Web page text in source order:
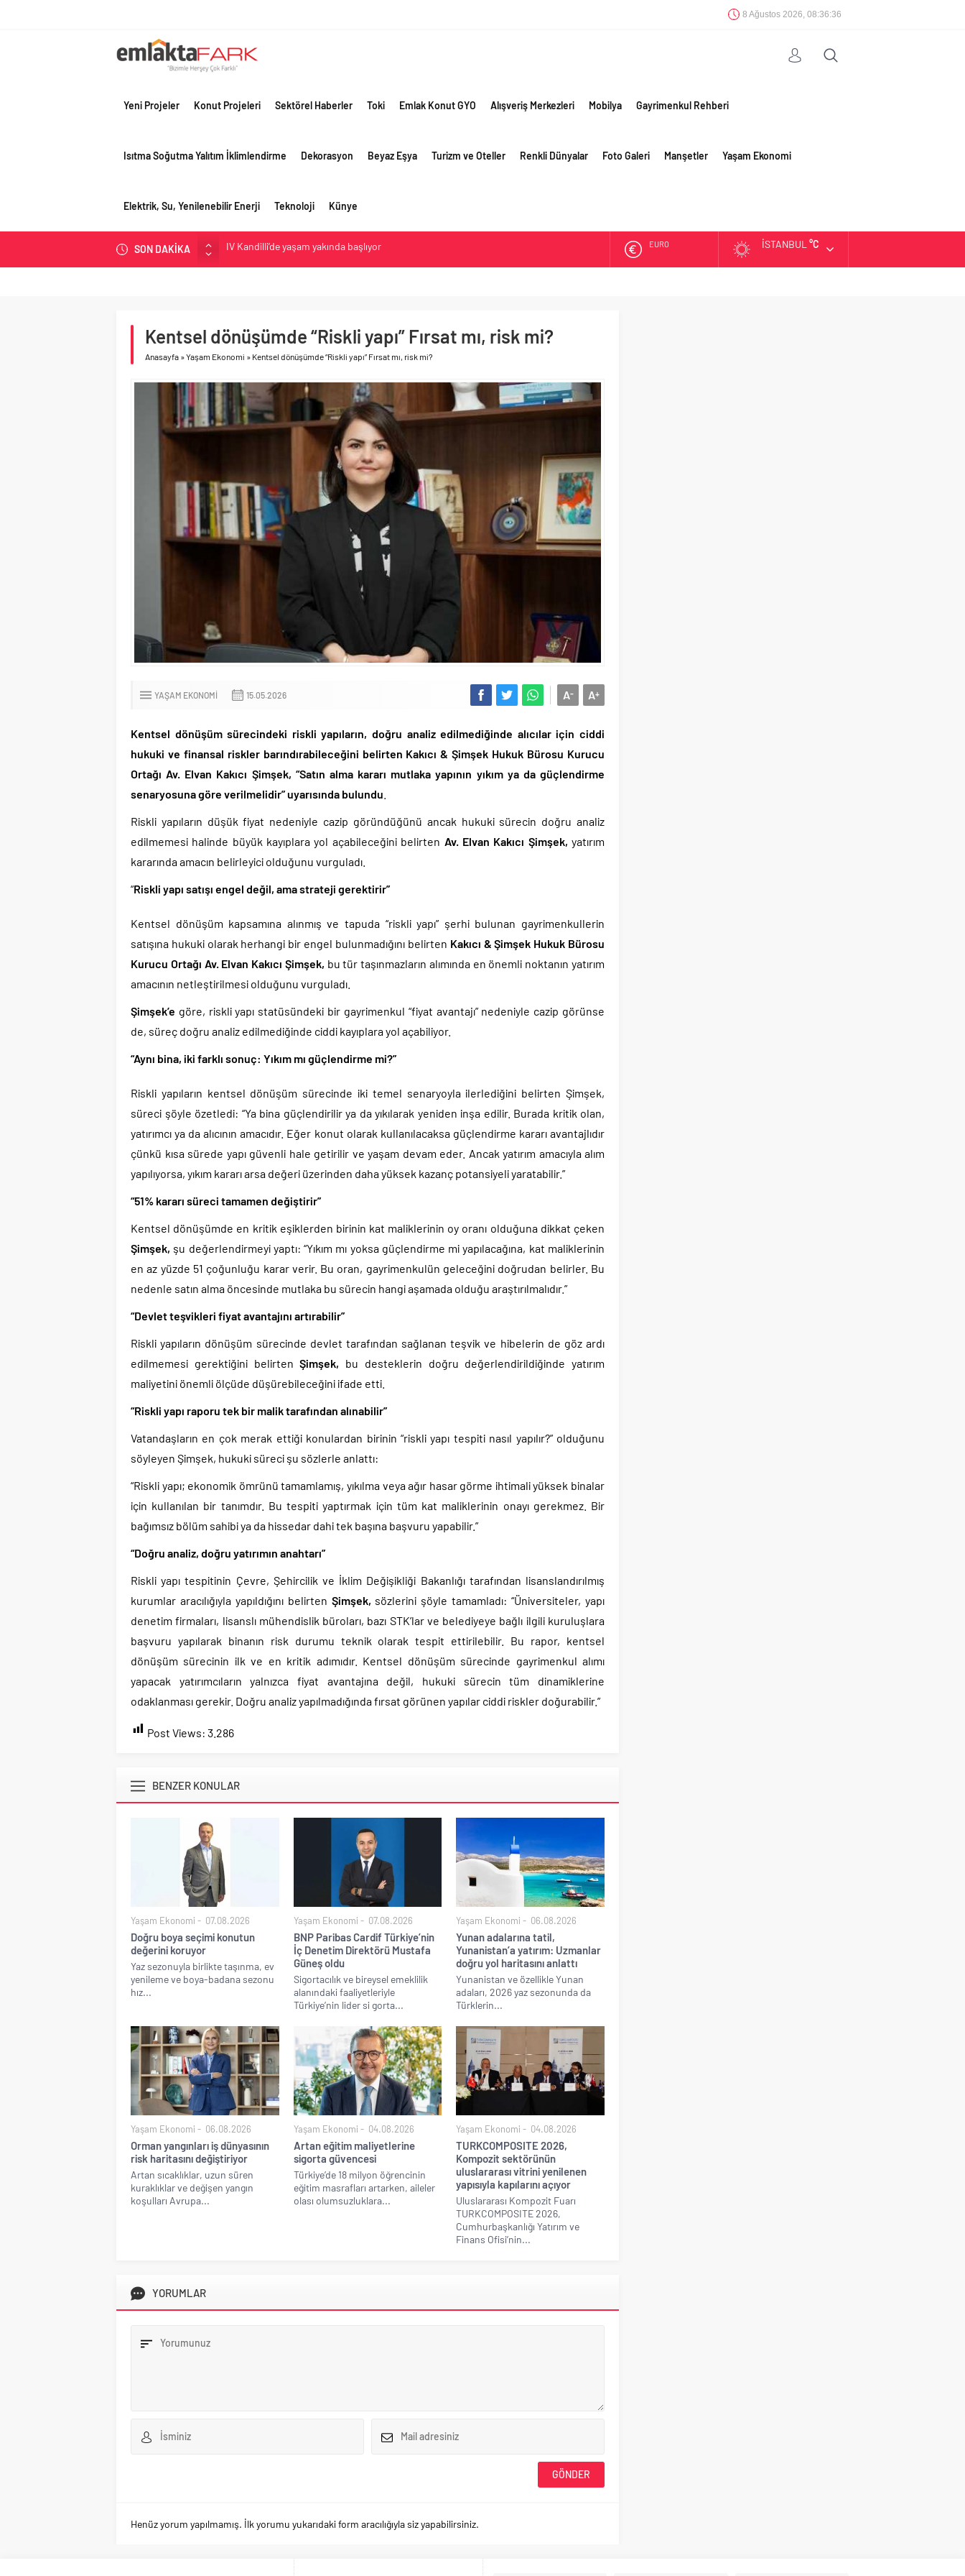
8 Ağustos 2026, 08:36:37
Yeni Projeler Konut Projeleri Sektörel Haberler Toki Emlak Konut GYO Alışveriş Merkezleri Mobilya Gayrimenkul Rehberi
Isıtma Soğutma Yalıtım İklimlendirme Dekorasyon Beyaz Eşya Turizm ve Oteller Renkli Dünyalar Foto Galeri Manşetler Yaşam Ekonomi
Elektrik, Su, Yenilenebilir Enerji Teknoloji Künye
SON DAKİKA
OYAK Çimento, jeopolitik risklere ve maliyet baskısına rağmen 2026’nın ikinci
Birleşik Arap Emirlikleri’nin ilk yüksek hızlı demiryolu projesine Kalyon İnşaat imzası
İV Kandilli’de yaşam yakında başlıyor
EURO İSTANBUL °C
Kentsel dönüşümde “Riskli yapı” Fırsat mı, risk mi?
Anasayfa »Yaşam Ekonomi » Kentsel dönüşümde “Riskli yapı” Fırsat mı, risk mi?
YAŞAM EKONOMI 15.05.2026 A+
A-
Kentsel dönüşüm sürecindeki riskli yapıların, doğru analiz edilmediğinde alıcılar için ciddi
hukuki ve finansal riskler barındırabileceğini belirten Kakıcı & Şimşek Hukuk Bürosu Kurucu
Ortağı Av. Elvan Kakıcı Şimşek, “Satın alma kararı mutlaka yapının yıkım ya da güçlendirme
senaryosuna göre verilmelidir” uyarısında bulundu
Riskli yapıların düşük fiyat nedeniyle cazip göründüğünü ancak hukuki sürecin doğru analiz
edilmemesi halinde büyük kayıplara yol açabileceğini belirten Av. Elvan Kakıcı Şimşek, yatırım
kararında amacın belirleyici olduğunu vurguladı.
“Riskli yapı satışı engel değil, ama strateji gerektirir”
Kentsel dönüşüm kapsamına alınmış ve tapuda “riskli yapı” şerhi bulunan gayrimenkullerin
satışına hukuki olarak herhangi bir engel bulunmadığını belirten Kakıcı & Şimşek Hukuk Bürosu
Kurucu Ortağı Av. Elvan Kakıcı Şimşek, bu tür taşınmazların alımında en önemli noktanın yatırım
amacının netleştirilmesi olduğunu vurguladı.
Şimşek’e göre, riskli yapı statüsündeki bir gayrimenkul “fiyat avantajı” nedeniyle cazip görünse
de, süreç doğru analiz edilmediğinde ciddi kayıplara yol açabiliyor.
“Aynı bina, iki farklı sonuç: Yıkım mı güçlendirme mi?”
Riskli yapıların kentsel dönüşüm sürecinde iki temel senaryoyla ilerlediğini belirten Şimşek,
süreci şöyle özetledi: “Ya bina güçlendirilir ya da yıkılarak yeniden inşa edilir. Burada kritik olan,
yatırımcı ya da alıcının amacıdır. Eğer konut olarak kullanılacaksa güçlendirme kararı avantajlıdır
çünkü kısa sürede yapı güvenli hale getirilir ve yaşam devam eder. Ancak yatırım amacıyla alım
yapılıyorsa, yıkım kararı arsa değeri üzerinden daha yüksek kazanç potansiyeli yaratabilir.”
“51% kararı süreci tamamen değiştirir”
Kentsel dönüşümde en kritik eşiklerden birinin kat maliklerinin oy oranı olduğuna dikkat çeken
Şimşek, şu değerlendirmeyi yaptı: “Yıkım mı yoksa güçlendirme mi yapılacağına, kat maliklerinin
en az yüzde 51 çoğunluğu karar verir. Bu oran, gayrimenkulün geleceğini doğrudan belirler. Bu
nedenle satın alma öncesinde mutlaka bu sürecin hangi aşamada olduğu araştırılmalıdır.”
“Devlet teşvikleri fiyat avantajını artırabilir”
Riskli yapıların dönüşüm sürecinde devlet tarafından sağlanan teşvik ve hibelerin de göz ardı
edilmemesi gerektiğini belirtenŞimşek, bu desteklerin doğru değerlendirildiğinde yatırım
maliyetini önemli ölçüde düşürebileceğini ifade etti.
“Riskli yapı raporu tek bir malik tarafından alınabilir”
Vatandaşların en çok merak ettiği konulardan birinin “riskli yapı tespiti nasıl yapılır?” olduğunu
söyleyen Şimşek, hukuki süreci şu sözlerle anlattı:
“Riskli yapı; ekonomik ömrünü tamamlamış, yıkılma veya ağır hasar görme ihtimali yüksek binalar
için kullanılan bir tanımdır. Bu tespiti yaptırmak için tüm kat maliklerinin onayı gerekmez. Bir
bağımsız bölüm sahibi ya da hissedar dahi tek başına başvuru yapabilir.”
“Doğru analiz, doğru yatırımın anahtarı”
Riskli yapı tespitinin Çevre, Şehircilik ve İklim Değişikliği Bakanlığı tarafından lisanslandırılmış
kurumlar aracılığıyla yapıldığını belirten Şimşek, sözlerini şöyle tamamladı: “Üniversiteler, yapı
denetim firmaları, lisanslı mühendislik büroları, bazı STK’lar ve belediyeye bağlı ilgili kuruluşlara
başvuru yapılarak binanın risk durumu teknik olarak tespit ettirilebilir. Bu rapor, kentsel
dönüşüm sürecinin ilk ve en kritik adımıdır. Kentsel dönüşüm sürecinde gayrimenkul alımı
yapacak yatırımcıların yalnızca fiyat avantajına değil, hukuki sürecin tüm dinamiklerine
odaklanması gerekir. Doğru analiz yapılmadığında fırsat görünen yapılar ciddi riskler doğurabilir.”
Post Views: 3.286
BENZER KONULAR
Yaşam Ekonomi 07.08.2026
Doğru boya seçimi konutun
değerini koruyor
Yaz sezonuyla birlikte taşınma, ev
yenileme ve boya-badana sezonu
hız...
Yaşam Ekonomi 07.08.2026
BNP Paribas Cardif Türkiye’nin
İç Denetim Direktörü Mustafa
Güneş oldu
Sigortacılık ve bireysel emeklilik
alanındaki faaliyetleriyle
Türkiye’nin lider si gorta...
Yaşam Ekonomi 06.08.2026
Yunan adalarına tatil,
Yunanistan’a yatırım: Uzmanlar
doğru yol haritasını anlattı
Yunanistan ve özellikle Yunan
adaları, 2026 yaz sezonunda da
Türklerin...
Yaşam Ekonomi 06.08.2026
Orman yangınları iş dünyasının
risk haritasını değiştiriyor
Artan sıcaklıklar, uzun süren
kuraklıklar ve değişen yangın
koşulları Avrupa...
Yaşam Ekonomi 04.08.2026
Artan eğitim maliyetlerine
sigorta güvencesi
Türkiye’de 18 milyon öğrencinin
eğitim masrafları artarken, aileler
olası olumsuzluklara...
Yaşam Ekonomi 04.08.2026
TURKCOMPOSITE 2026,
Kompozit sektörünün
uluslararası vitrini yenilenen
yapısıyla kapılarını açıyor
Uluslararası Kompozit Fuarı
TURKCOMPOSITE 2026,
Cumhurbaşkanlığı Yatırım ve
Finans Ofisi’nin...
YORUMLAR
Henüz yorum yapılmamış. İlk yorumu yukarıdaki form aracılığıyla siz yapabilirsiniz.